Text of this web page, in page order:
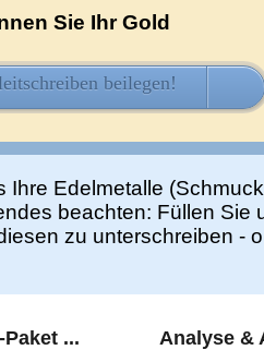
Sie Ihr Gold
Ihre Edelmetalle
beachten: Füllen Sie
zu unterschreiben -
... Analyse &
beilegen!